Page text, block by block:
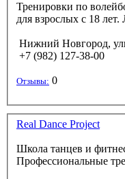
Тренировки по
для взрослых с 18
Нижний Новгород,
+7 (982) 127-38-00
Отзывы: 0
Real Dance Project
Школа танцев и
Профессиональные